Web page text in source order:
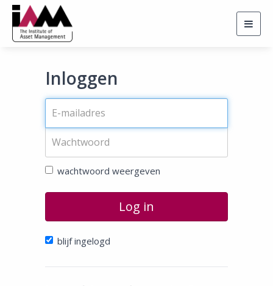
Inloggen
wachtwoord weergeven
Log in
blijf ingelogd